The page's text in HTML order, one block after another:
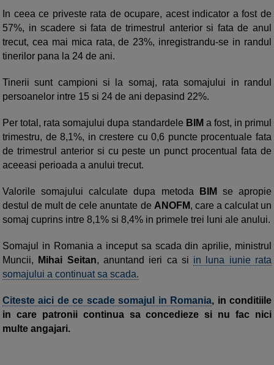
In ceea ce priveste rata de ocupare, acest indicator a fost de
57%, in scadere si fata de trimestrul anterior si fata de anul
trecut, cea mai mica rata, de 23%, inregistrandu-se in randul
tinerilor pana la 24 de ani.
Tinerii sunt campioni si la somaj, rata somajului in randul
persoanelor intre 15 si 24 de ani depasind 22%.
Per total, rata somajului dupa standardele BIM a fost, in primul
trimestru, de 8,1%, in crestere cu 0,6 puncte procentuale fata
de trimestrul anterior si cu peste un punct procentual fata de
aceeasi perioada a anului trecut.
Valorile somajului calculate dupa metoda BIM
se apropie
destul de mult de cele anuntate de ANOFM, care a calculat un
somaj cuprins intre 8,1% si 8,4% in primele trei luni ale anului.
Somajul in Romania a inceput sa scada din aprilie, ministrul
Muncii,
Mihai Seitan, anuntand ieri ca si in luna iunie rata
somajului a continuat sa scada.
Citeste aici de ce scade somajul in Romania, in conditiile
in care patronii continua sa concedieze si nu fac nici
multe angajari.